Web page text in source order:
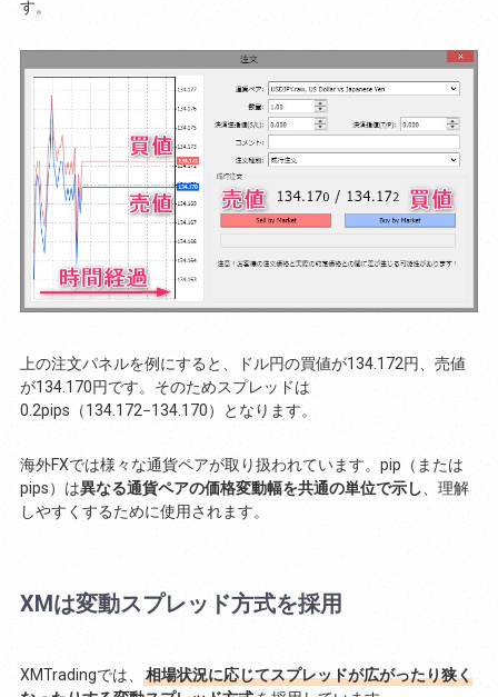
す。
上の注文パネルを例にすると、ドル円の買値が134.172円、売値
が134.170円です。そのためスプレッドは
0.2pips（134.172−134.170）となります。
海外FXでは様々な通貨ペアが取り扱われています。pip（または
pips）は異なる通貨ペアの価格変動幅を共通の単位で示し、理解
しやすくするために使用されます。
XMは変動スプレッド方式を採用
XMTradingでは、
相場状況に応じてスプレッドが広がったり狭く